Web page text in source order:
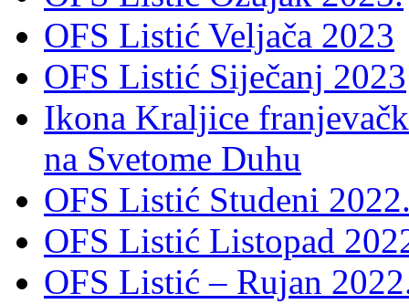
OFS Listić Veljača 2023
OFS Listić Siječanj 2023
Ikona Kraljice
na Svetome Duhu
OFS Listić Studeni
OFS Listić Listopad
OFS Listić – Rujan